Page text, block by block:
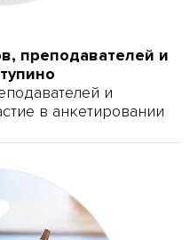
преподавателей и
и
в анкетировании